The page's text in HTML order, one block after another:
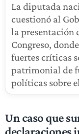
La diputada
cuestionó al
la presentación
Congreso,
fuertes críticas
patrimonial de
políticas sobre
Un caso que